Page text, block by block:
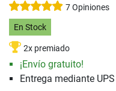
7 Opiniones
En Stock
2x premiado
¡Envío gratuito!
Entrega mediante UPS